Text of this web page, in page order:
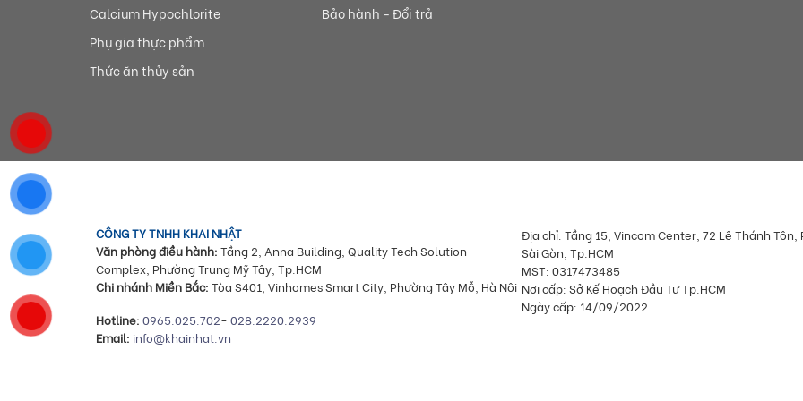
Calcium Hypochlorite
Phụ gia thực phẩm
Thức ăn thủy sản
Bảo hành - Đổi trả
CÔNG TY TNHH KHAI NHẬT
Văn phòng điều hành: Tầng 2, Anna Building, Quality Tech Solution
Complex, Phường Trung Mỹ Tây, Tp.HCM
Chi nhánh Miền Bắc: Tòa S401, Vinhomes Smart City, Phường Tây Mỗ, Hà Nội
Hotline: 0965.025.702- 028.2220.2939
Email: info@khainhat.vn
Địa chỉ: Tầng 15, Vincom Center, 72 Lê Thánh Tôn,
Sài Gòn, Tp.HCM
MST: 0317473485
Nơi cấp: Sở Kế Hoạch Đầu Tư Tp.HCM
Ngày cấp: 14/09/2022